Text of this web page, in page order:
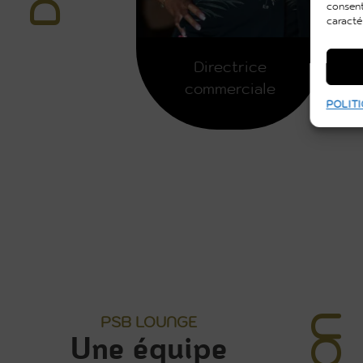
Directrice
commerciale
PSB LOUNGE
Une équipe